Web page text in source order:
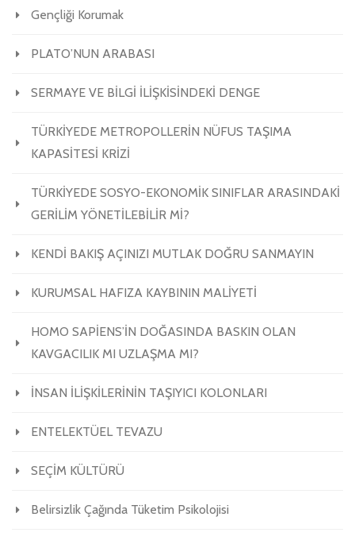
Gençliği Korumak
PLATO’NUN ARABASI
SERMAYE VE BİLGİ İLİŞKİSİNDEKİ DENGE
TÜRKİYEDE METROPOLLERİN NÜFUS TAŞIMA
KAPASİTESİ KRİZİ
TÜRKİYEDE SOSYO-EKONOMİK SINIFLAR ARASINDAKİ
GERİLİM YÖNETİLEBİLİR Mİ?
KENDİ BAKIŞ AÇINIZI MUTLAK DOĞRU SANMAYIN
KURUMSAL HAFIZA KAYBININ MALİYETİ
HOMO SAPİENS’İN DOĞASINDA BASKIN OLAN
KAVGACILIK MI UZLAŞMA MI?
İNSAN İLİŞKİLERİNİN TAŞIYICI KOLONLARI
ENTELEKTÜEL TEVAZU
SEÇİM KÜLTÜRÜ
Belirsizlik Çağında Tüketim Psikolojisi